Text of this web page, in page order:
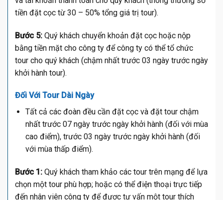
tiền đặt cọc từ 30 – 50% tổng giá trị tour).
Bước 5: Quý khách chuyển khoản đặt cọc hoặc nộp
bằng tiền mặt cho công ty để công ty có thể tổ chức
tour cho quý khách (chậm nhất trước 03 ngày trước ngày
khởi hành tour).
Đối Với Tour Dài Ngày
Tất cả các đoàn đều cần đặt cọc và đặt tour chậm
nhất trước 07 ngày trước ngày khởi hành (đối với mùa
cao điểm), trước 03 ngày trước ngày khởi hành (đối
với mùa thấp điểm).
Bước 1: Quý khách tham khảo các tour trên mạng để lựa
chọn một tour phù hợp; hoặc có thể điện thoại trực tiếp
đến nhân viên công ty để được tư vấn một tour thích